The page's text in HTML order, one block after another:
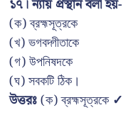
১৭। ন্যায় প্রস্থান বলা হয়-
(ক) ব্রহ্মসূত্রকে
(খ) ভগবদ্গীতাকে
(গ) উপনিষদকে
(ঘ) সবকটি ঠিক।
উত্তরঃ(ক) ব্রহ্মসূত্রকে ✓